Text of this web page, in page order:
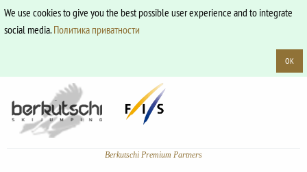
We use cookies to give you the best possible user experience and to integrate
social media.Политика приватности
OK
Berkutschi Premium Partners